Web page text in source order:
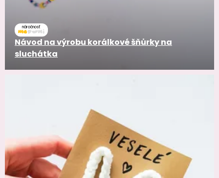
náročnosť
Návod na výrobu korálkové šňůrky na
sluchátka